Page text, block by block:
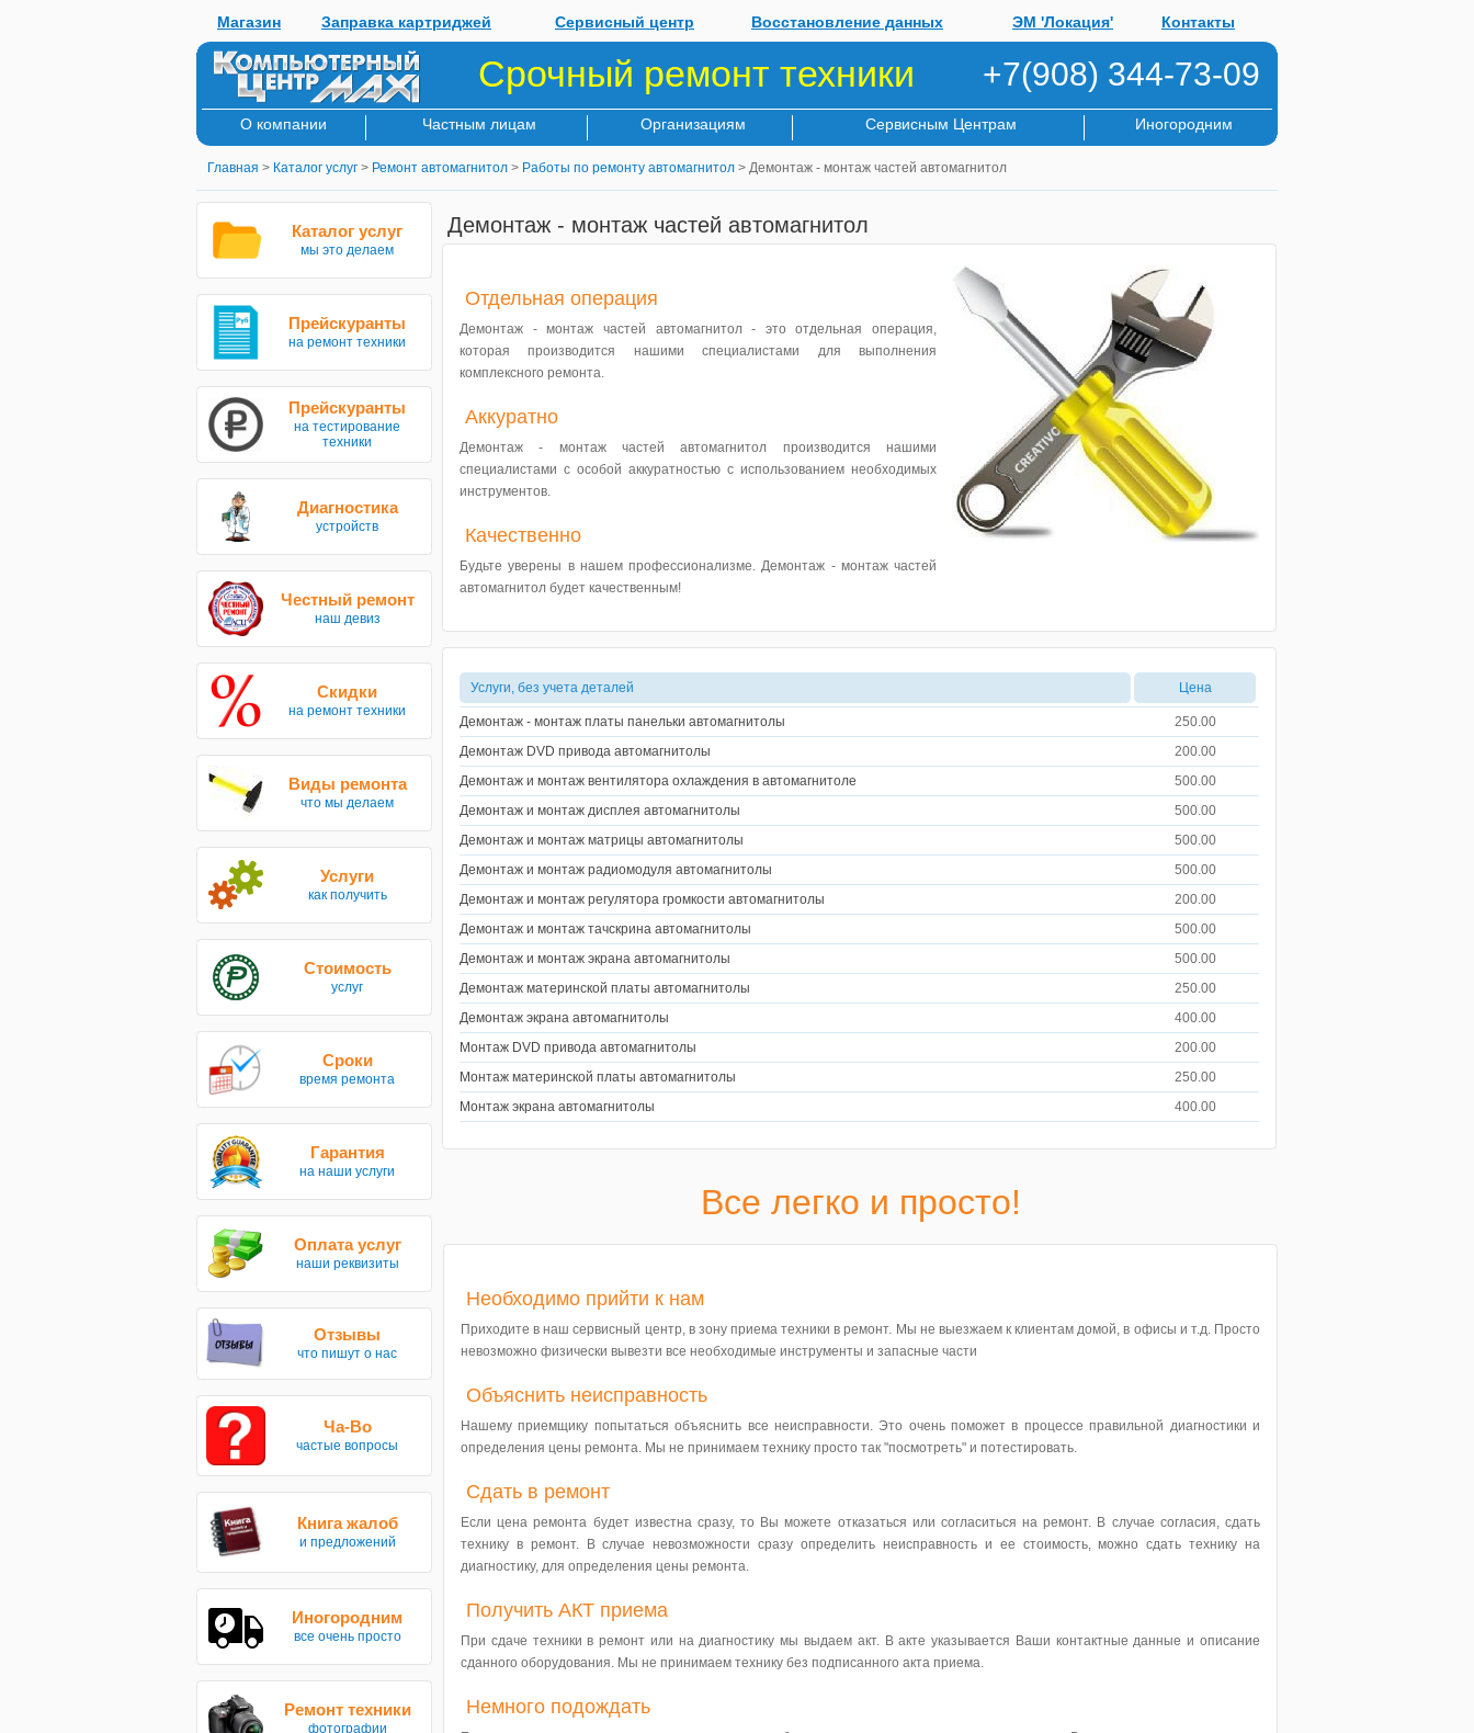
Магазин Заправка картриджей Сервисный центр Восстановление данных ЭМ 'Локация' Контакты
Срочный ремонт техники +7(908) 344-73-09
О компании Частным лицам Организациям Сервисным Центрам Иногородним
Главная > Каталог услуг > Ремонт автомагнитол > Работы по ремонту автомагнитол > Демонтаж - монтаж частей автомагнитол
Каталог услуг
мы это делаем
Прейскуранты
на ремонт техники
Прейскуранты
на тестирование
техники
Диагностика
устройств
Честный ремонт
наш девиз
Скидки
на ремонт техники
Виды ремонта
что мы делаем
Услуги
как получить
Стоимость
услуг
Сроки
время ремонта
Гарантия
на наши услуги
Оплата услуг
наши реквизиты
Отзывы
что пишут о нас
Ча-Во
частые вопросы
Книга жалоб
и предложений
Иногородним
все очень просто
Ремонт техники
фотографии
Демонтаж - монтаж частей автомагнитол
Отдельная операция
Демонтаж - монтаж частей автомагнитол - это отдельная операция,
которая производится нашими специалистами для выполнения
комплексного ремонта.
Аккуратно
Демонтаж - монтаж частей автомагнитол производится нашими
специалистами с особой аккуратностью с использованием необходимых
инструментов.
Качественно
Будьте уверены в нашем профессионализме. Демонтаж - монтаж частей
автомагнитол будет качественным!
Услуги, без учета деталей Цена
Демонтаж - монтаж платы панельки автомагнитолы
250.00
Демонтаж DVD привода автомагнитолы
200.00
Демонтаж и монтаж вентилятора охлаждения в автомагнитоле
500.00
Демонтаж и монтаж дисплея автомагнитолы
500.00
Демонтаж и монтаж матрицы автомагнитолы
500.00
Демонтаж и монтаж радиомодуля автомагнитолы
500.00
Демонтаж и монтаж регулятора громкости автомагнитолы
200.00
Демонтаж и монтаж тачскрина автомагнитолы
500.00
Демонтаж и монтаж экрана автомагнитолы
500.00
Демонтаж материнской платы автомагнитолы
250.00
Демонтаж экрана автомагнитолы
400.00
Монтаж DVD привода автомагнитолы
200.00
Монтаж материнской платы автомагнитолы
250.00
Монтаж экрана автомагнитолы
400.00
Все легко и просто!
Необходимо прийти к нам
Приходите в наш сервисный центр, в зону приема техники в ремонт. Мы не выезжаем к клиентам домой, в офисы и т.д. Просто
невозможно физически вывезти все необходимые инструменты и запасные части
Объяснить неисправность
Нашему приемщику попытаться объяснить все неисправности. Это очень поможет в процессе правильной диагностики и
определения цены ремонта. Мы не принимаем технику просто так "посмотреть" и потестировать.
Сдать в ремонт
Если цена ремонта будет известна сразу, то Вы можете отказаться или согласиться на ремонт. В случае согласия, сдать
технику в ремонт. В случае невозможности сразу определить неисправность и ее стоимость, можно сдать технику на
диагностику, для определения цены ремонта.
Получить АКТ приема
При сдаче техники в ремонт или на диагностику мы выдаем акт. В акте указывается Ваши контактные данные и описание
сданного оборудования. Мы не принимаем технику без подписанного акта приема.
Немного подождать